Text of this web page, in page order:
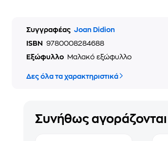
Συγγραφέας Joan Didion
ISBN
9780008284688
Εξώφυλλο
Μαλακό εξώφυλλο
Δες όλα τα χαρακτηριστικά
Συνήθως αγοράζονται